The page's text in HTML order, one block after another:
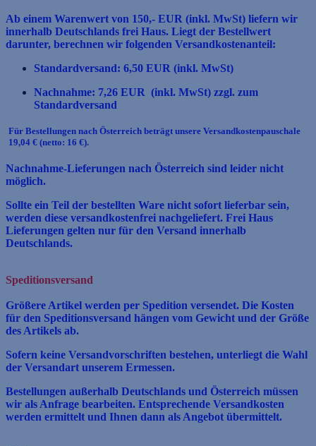
Ab einem Warenwert von 150,- EUR (inkl. MwSt) liefern wir
innerhalb Deutschlands frei Haus. Liegt der Bestellwert
darunter, berechnen wir folgenden Versandkostenanteil:
Standardversand: 6,50 EUR (inkl. MwSt)
Nachnahme: 7,26 EUR (inkl. MwSt) zzgl. zum
Standardversand
Für Bestellungen nach Österreich beträgt unsere Versandkostenpauschale
19,04 € (netto: 16 €).
Nachnahme-Lieferungen nach Österreich sind leider nicht
möglich.
Sollte ein Teil der bestellten Ware nicht sofort lieferbar sein,
werden diese versandkostenfrei nachgeliefert. Frei Haus
Lieferungen gelten nur für den Versand innerhalb
Deutschlands.
Speditionsversand
Größere Artikel werden per Spedition versendet. Die Kosten
für den Speditionsversand hängen vom Gewicht und der Größe
des Artikels ab.
Sofern keine Versandvorschriften bestehen, unterliegt die Wahl
der Versandart unserem Ermessen.
Bestellungen außerhalb Deutschlands und Österreich müssen
wir als Anfrage bearbeiten. Entsprechende Versandkosten
werden ermittelt und Ihnen dann als Angebot übermittelt.